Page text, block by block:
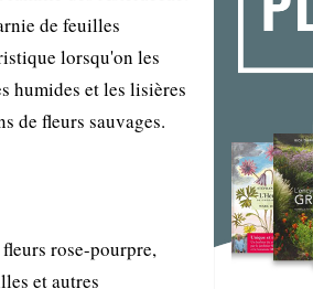
de feuilles
lorsqu'on les
humides et les lisières
de fleurs sauvages.
rose-pourpre,
et autres